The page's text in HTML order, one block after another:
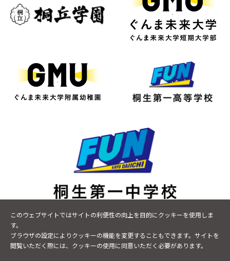
このウェブサイトではサイトの利便性の向上を目的にクッキーを使用しま
す。
ブラウザの設定によりクッキーの機能を変更することもできます。サイトを
閲覧いただく際には、クッキーの使用に同意いただく必要があります。
TEL0277-48-8600FAX 0277-20-7465